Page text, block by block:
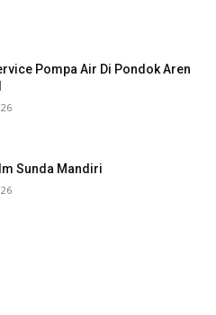
Pompa Air Di Pondok Aren
Sunda Mandiri